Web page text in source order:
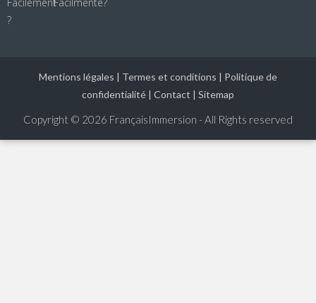
Mentions légales | Termes et conditions | Politique de
confidentialité | Contact | Sitemap
Copyright © 2026 FrançaisImmersion - All Rights reserved